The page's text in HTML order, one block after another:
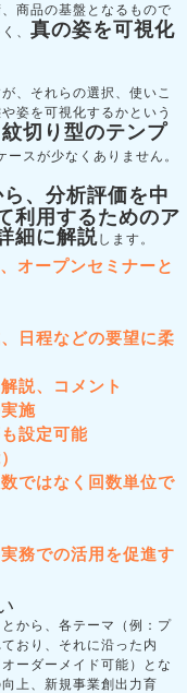
商品の基盤となるもので
、 真の姿を可視化
、それらの選択、使いこ
姿を可視化するかという
紋切り型のテンプ
ースが少なくありません。
、分析評価を中
利用するためのア
細に解説します。
オープンセミナーと
日程などの要望に柔
説、コメント
施
設定可能
ではなく回数単位で
務での活用を促進す
から、各テーマ（例：プ
おり、それに沿った内
ーダーメイド可能）とな
上、新規事業創出力育